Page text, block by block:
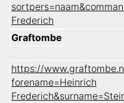
Frederich
Graftombe
https://
forename=Heinrich